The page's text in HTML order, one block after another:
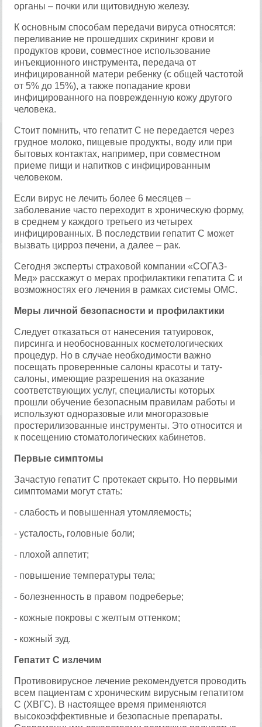
органы – почки или щитовидную железу.
К основным способам передачи вируса относятся:
переливание не прошедших скрининг крови и
продуктов крови, совместное использование
инъекционного инструмента, передача от
инфицированной матери ребенку (с общей частотой
от 5% до 15%), а также попадание крови
инфицированного на поврежденную кожу другого
человека.
Стоит помнить, что гепатит С не передается через
грудное молоко, пищевые продукты, воду или при
бытовых контактах, например, при совместном
приеме пищи и напитков с инфицированным
человеком.
Если вирус не лечить более 6 месяцев –
заболевание часто переходит в хроническую форму,
в среднем у каждого третьего из четырех
инфицированных. В последствии гепатит С может
вызвать цирроз печени, а далее – рак.
Сегодня эксперты страховой компании «СОГАЗ-
Мед» расскажут о мерах профилактики гепатита С и
возможностях его лечения в рамках системы ОМС.
Меры личной безопасности и профилактики
Следует отказаться от нанесения татуировок,
пирсинга и необоснованных косметологических
процедур. Но в случае необходимости важно
посещать проверенные салоны красоты и тату-
салоны, имеющие разрешения на оказание
соответствующих услуг, специалисты которых
прошли обучение безопасным правилам работы и
используют одноразовые или многоразовые
простерилизованные инструменты. Это относится и
к посещению стоматологических кабинетов.
Первые симптомы
Зачастую гепатит С протекает скрыто. Но первыми
симптомами могут стать:
- слабость и повышенная утомляемость;
- усталость, головные боли;
- плохой аппетит;
- повышение температуры тела;
- болезненность в правом подреберье;
- кожные покровы с желтым оттенком;
- кожный зуд.
Гепатит С излечим
Противовирусное лечение рекомендуется проводить
всем пациентам с хроническим вирусным гепатитом
С (ХВГС). В настоящее время применяются
высокоэффективные и безопасные препараты.